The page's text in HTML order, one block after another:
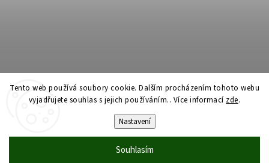
Tento web používá soubory cookie. Dalším procházením tohoto webu
vyjadřujete souhlas s jejich používáním.. Více informací zde.
Nastavení
Souhlasím
Professor Onyx. Všechna práva vyhrazena.